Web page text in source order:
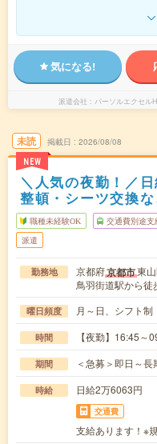
気になる!
派遣会社 パーソルエクセル
未読
NEW
掲載日 2026/08/08
＼人気の夜勤！／
整頓・シーツ交換な
職種未経験OK 交通費別途支
派遣
勤務地 京都府京都市東
鳥羽街道駅から徒
曜日頻度 月～日、シフト制
時間 【夜勤】16:45～
期間 ＜急募＞即日～
時給 日給2万6063円
交通費
支給あります！※